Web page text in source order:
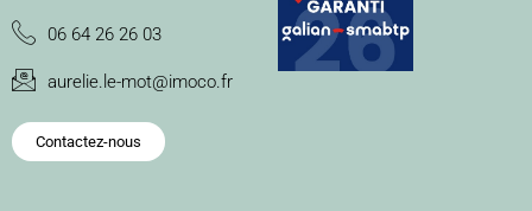
06 64 26 26 03
aurelie.le-mot@imoco.fr
Contactez-nous